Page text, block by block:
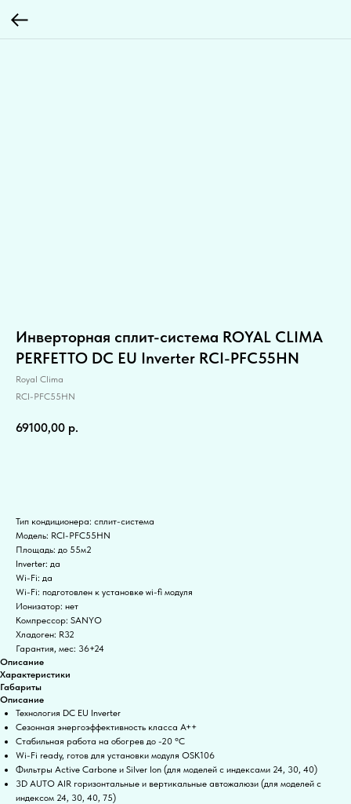
Инверторная сплит-система ROYAL CLIMA
PERFETTO DC EU Inverter RCI-PFC55HN
Royal Clima
RCI-PFC55HN
69100,00 р.
Тип кондиционера: сплит-система
Модель: RCI-PFC55HN
Площадь: до 55м2
Inverter: да
Wi-Fi: да
Wi-Fi: подготовлен к установке wi-fi модуля
Ионизатор: нет
Компрессор: SANYO
Хладоген: R32
Гарантия, мес: 36+24
Описание
Характеристики
Габариты
Описание
Технология DC EU Inverter
Сезонная энергоэффективность класса А++
Стабильная работа на обогрев до -20 °С
Wi-Fi ready, готов для установки модуля OSK106
Фильтры Active Carbone и Silver Ion (для моделей с индексами 24, 30, 40)
3D AUTO AIR горизонтальные и вертикальные автожалюзи (для моделей с
индексом 24, 30, 40, 75)